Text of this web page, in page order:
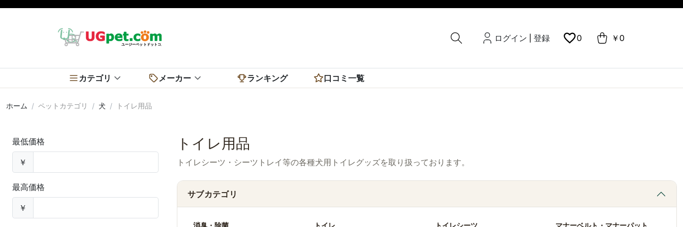
ログイン 登録 0 ￥0
カテゴリ メーカー ランキング 口コミ一覧
ホーム ペットカテゴリ 犬 トイレ用品
最低価格
￥
最高価格
￥
トイレ用品
トイレシーツ・シーツトレイ等の各種犬用トイレグッズを取り扱っております。
サブカテゴリ